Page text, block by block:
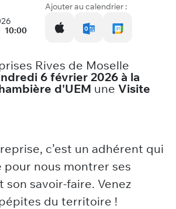
10:00
Ajouter au calendrier :
Rives de Moselle
6 février 2026 à la
d'UEM une Visite
c’est un adhérent qui
pour nous montrer ses
son savoir-faire. Venez
du territoire !